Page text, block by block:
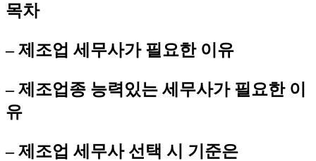
목차
– 제조업 세무사가 필요한 이유
– 제조업종 능력있는 세무사가 필요한 이
유
– 제조업 세무사 선택 시 기준은